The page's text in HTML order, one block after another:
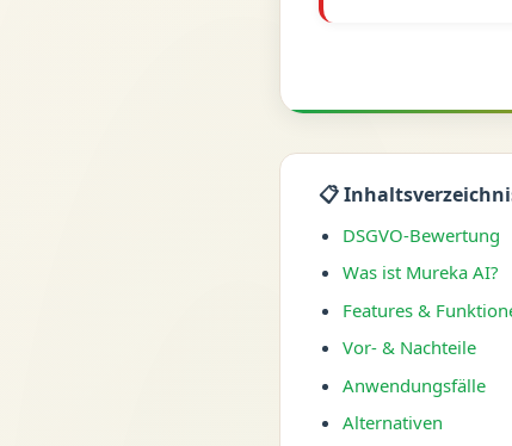
📋
DSGVO-Bewertung
Was ist Mureka AI?
Features &
Vor- & Nachteile
Anwendungsfälle
Alternativen